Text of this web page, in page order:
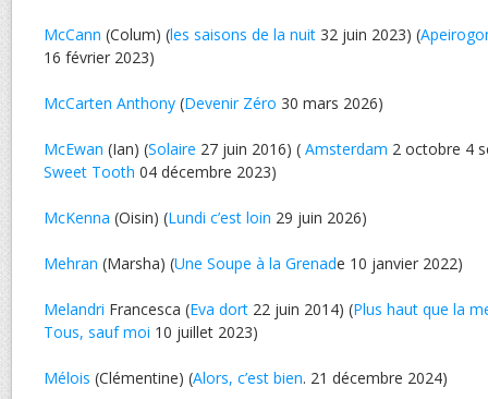
McCann (Colum) (les saisons de la nuit 32 juin 2023) (
16 février 2023)
McCarten Anthony (Devenir Zéro 30 mars 2026)
McEwan (Ian) (Solaire 27 juin 2016) ( Amsterdam 2 octobre 4
Sweet Tooth 04 décembre 2023)
McKenna (Oisin) (Lundi c’est loin 29 juin 2026)
Mehran (Marsha) (Une Soupe à la Grenade 10 janvier 2022)
Melandri Francesca (Eva dort 22 juin 2014) (Plus haut que la
Tous, sauf moi 10 juillet 2023)
Mélois (Clémentine) (Alors, c’est bien. 21 décembre 2024)